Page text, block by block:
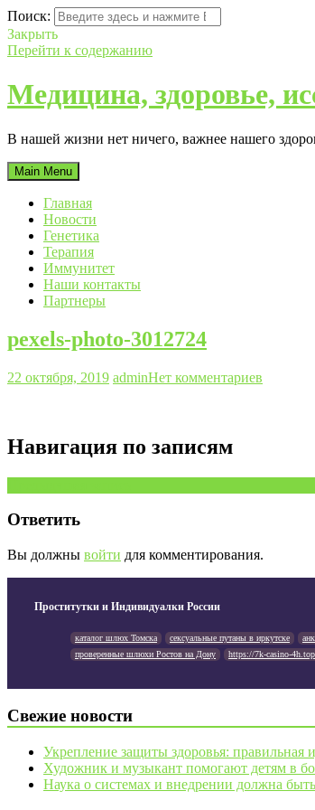
Поиск:
Закрыть
Перейти к содержанию
Медицина, здоровье,
В нашей жизни нет ничего, важнее нашего
Main Menu
Главная
Новости
Генетика
Терапия
Иммунитет
Наши контакты
Партнеры
pexels-photo-3012724
22 октября, 2019 adminНет комментариев
Навигация по записям
Ответить
Вы должны войти для комментирования.
Проститутки и Индивидуалки России
каталог шлюх Томска сексуальные путаны в иркутске
проверенные шлюхи Ростов на Дону
https://7k-casino-4h.top
Свежие новости
Укрепление защиты здоровья: правильная
Художник и музыкант помогают детям в
Наука о системах и внедрении должна